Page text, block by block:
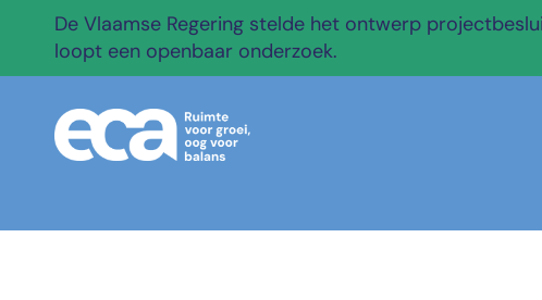
De Vlaamse Regering stelde het ontwerp
loopt een openbaar onderzoek.